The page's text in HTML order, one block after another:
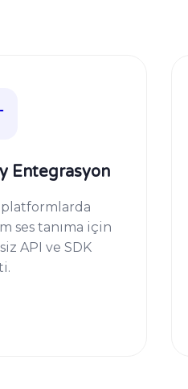
Entegrasyon
ses tanıma için
API ve SDK